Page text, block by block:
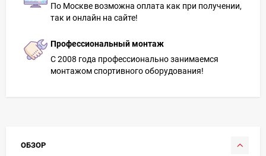
По Москве возможна оплата как при получении,
так и онлайн на сайте!
Профессиональный монтаж
С 2008 года профессионально занимаемся
монтажом спортивного оборудования!
ОБЗОР